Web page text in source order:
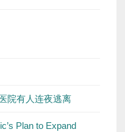
院有人连夜逃离
Plan to Expand